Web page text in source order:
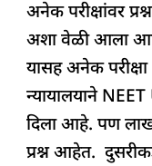
अनेक परीक्षांवर
अशा वेळी आला
यासह अनेक परीक्षा
न्यायालयाने
दिला आहे. पण
प्रश्न आहेत.